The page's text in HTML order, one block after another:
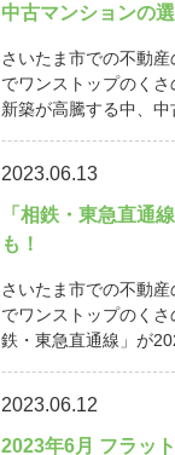
中古マンションの
さいたま市での不動
でワンストップのく
新築が高騰する中、
2023.06.13
「相鉄・東急直通
も！
さいたま市での不動
でワンストップのく
鉄・東急直通線」が
2023.06.12
2023年6月 フラッ